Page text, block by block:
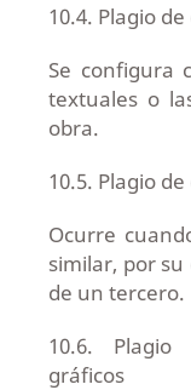
10.4. Plagio
Se configura
textuales o
obra.
10.5. Plagio
Ocurre
similar, por
de un tercero.
10.6.
gráficos